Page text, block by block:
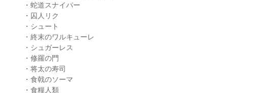
・蛇道スナイパー
・囚人リク
・シュート
・終末のワルキューレ
・シュガーレス
・修羅の門
・将太の寿司
・食戟のソーマ
・食糧人類